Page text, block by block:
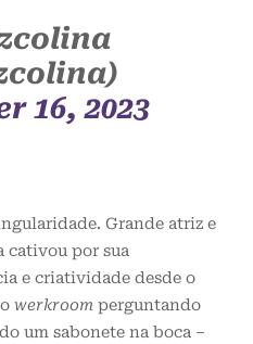
16, 2023
Grande atriz e
cativou por sua
e criatividade desde o
werkroom perguntando
um sabonete na boca –